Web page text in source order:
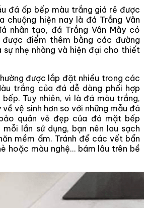
đá ốp bếp màu trắng giá rẻ được
chuộng hiện nay là đá Trắng Vân
nhân tạo, đá Trắng Vân Mây có
điểm thêm bằng các đường
sự nhẹ nhàng và hiện đại cho thiết
được lắp đặt nhiều trong các
trắng của đá dễ dàng phối hợp
Tuy nhiên, vì là đá màu trắng,
về vệ sinh hơn so với những mẫu đá
quản vẻ đẹp của đá mặt bếp
mỗi lần sử dụng, bạn nên lau sạch
mềm ẩm. Tránh để các vết bẩn
hoặc màu nghệ… bám lâu trên bề